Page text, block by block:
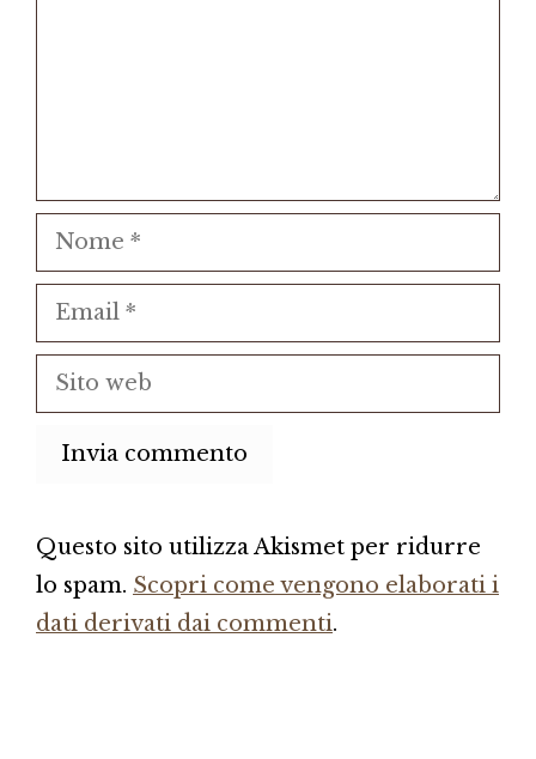
Nome
Email
Sito
web
Questo sito utilizza Akismet per ridurre
lo spam. Scopri come vengono elaborati i
dati derivati dai commenti.